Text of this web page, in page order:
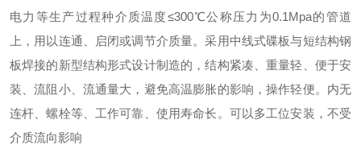
电力等生产过程种介质温度≤300℃公称压力为0.1Mpa的管道
上，用以连通、启闭或调节介质量。采用中线式碟板与短结构钢
板焊接的新型结构形式设计制造的，结构紧凑、重量轻、便于安
装、流阻小、流通量大，避免高温膨胀的影响，操作轻便。内无
连杆、螺栓等、工作可靠、使用寿命长。可以多工位安装，不受
介质流向影响